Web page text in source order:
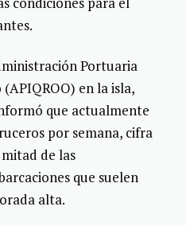
Portuaria
en la isla,
que actualmente
por semana, cifra
de las
que suelen
alta.